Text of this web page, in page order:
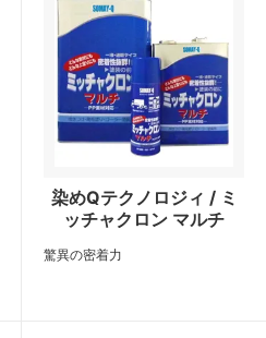
染めQテクノロジィ / ミ
ッチャクロン マルチ
驚異の密着力